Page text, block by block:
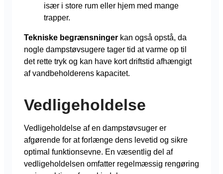
især i store rum eller hjem med mange
trapper.
Tekniske begrænsninger kan også opstå, da
nogle dampstøvsugere tager tid at varme op til
det rette tryk og kan have kort driftstid afhængigt
af vandbeholderens kapacitet.
Vedligeholdelse
Vedligeholdelse af en dampstøvsuger er
afgørende for at forlænge dens levetid og sikre
optimal funktionsevne. En væsentlig del af
vedligeholdelsen omfatter regelmæssig rengøring